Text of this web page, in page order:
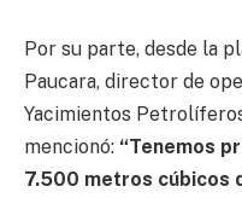
Por su parte, desde la
Paucara, director de
Yacimientos
mencionó: “Tenemos
7.500 metros cúbicos